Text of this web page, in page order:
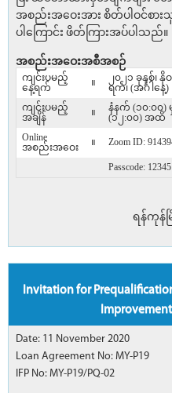
အစည်းအဝေးအား စိတ်ပါဝင်စ
ပါ‌ကြောင်း ဖိတ်ကြားအပ်ပါသည်။
အစည်းအဝေးအစီအစဉ်
ကျင်းပမည့်
နေ့ရက်
။
၂၀၂၁ ခုနှစ်၊
ရက်၊ (အင်္ဂါနေ့)
ကျင်းပမည့်
အချိန်
။
နံနက် (၁၀:၀၀
(၁၂:၀၀) အထိ
Online
အစည်းအဝေး
။ Zoom ID:
Passcode: 12345
ရန်ကုန်
Invitation for
Date: 11 November 2020
Loan Agreement No: MY-P19
IFP No: MY-P19/PQ-02